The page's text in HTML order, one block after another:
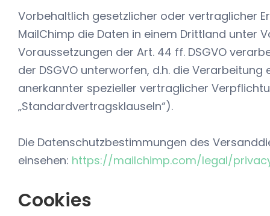
Vorbehaltlich gesetzlicher oder vertraglicher
MailChimp die Daten in einem Drittland unter
Voraussetzungen der Art. 44 ff. DSGVO
der DSGVO unterworfen, d.h. die
anerkannter spezieller vertraglicher
„Standardvertragsklauseln“).
Die Datenschutzbestimmungen des
einsehen: https://mailchimp.com/legal/
Cookies